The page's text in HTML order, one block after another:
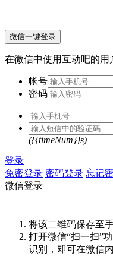
微信一键登录
在微信中使用互动吧的用
帐号
密码
({{timeNum}}s)
登录
免密登录 密码登录 忘记
微信登录
将该二维码保存至
打开微信“扫一扫”
识别，即可在微信